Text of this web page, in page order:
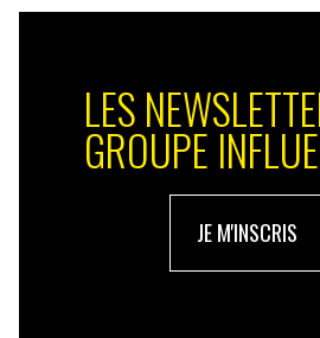
LES
GROUPE
JE M'INSCRIS